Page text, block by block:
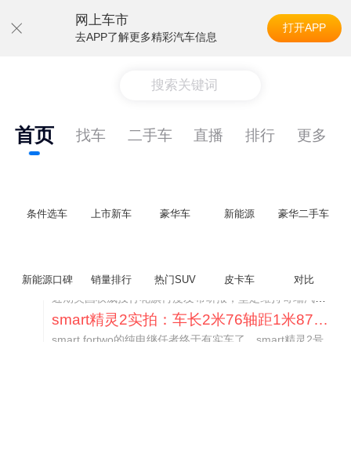
网上车市
去APP了解更多精彩汽车信息
打开APP
搜索关键词
首页 找车 二手车 直播 排行 更多
条件选车 上市新车 豪华车 新能源 豪华二手车
新能源口碑 销量排行 热门SUV 皮卡车 对比